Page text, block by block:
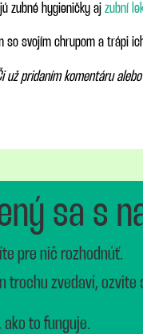
zubné hygieničky aj zubní
so svojím chrupom a trápi
pridaním komentáru
sa s
pre nič rozhodnúť.
trochu zvedaví, ozvite
to funguje.